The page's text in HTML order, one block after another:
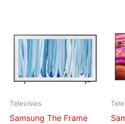
Televisies
Samsung The Frame